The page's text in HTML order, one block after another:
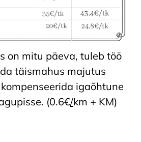
on mitu päeva, tuleb töö
täismahus majutus
igaõhtune
(0.6€/km + KM)